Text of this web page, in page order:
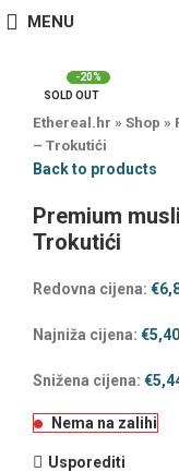
MENU
-20%
SOLD OUT
Ethereal.hr » Shop »
– Trokutići
Back to products
Premium
Trokutići
Redovna cijena: €
Najniža cijena: €5,40
Snižena cijena: €
Nema na zalihi
Usporediti